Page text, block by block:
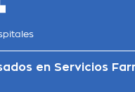
en Servicios